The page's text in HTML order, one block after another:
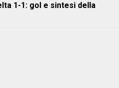
1-1: gol e sintesi della